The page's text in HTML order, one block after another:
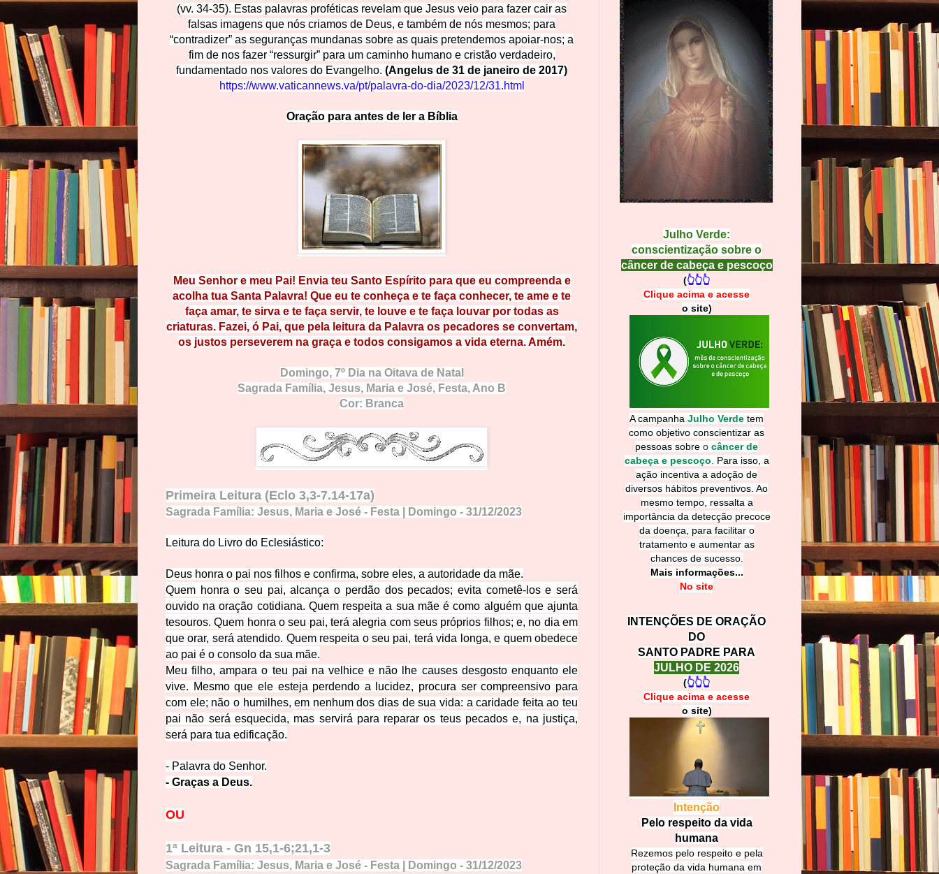
(vv. 34-35). Estas palavras proféticas revelam que Jesus veio para fazer cair as
falsas imagens que nós criamos de Deus, e também de nós mesmos; para
“contradizer” as seguranças mundanas sobre as quais pretendemos apoiar-nos; a
fim de nos fazer “ressurgir” para um caminho humano e cristão verdadeiro,
fundamentado nos valores do Evangelho. (Angelus de 31 de janeiro de 2017)
https://www.vaticannews.va/pt/palavra-do-dia/2023/12/31.html
Oração para antes de er aBíblia
Meu Senhor e meu Pai! Envia teu Santo Espírito para que eu compreenda e
acolha tua Santa Palavra! Que eu te conheça e te faça conhecer, te ame e te
faça amar, te sirva e te faça servir, te ouve e te faça louvar por todas as
criaturas. Fazei, ó Pai, que pe a l eitura da Palavra os pecadores se convertam,
os justos perseverem na graça e todos consigamos a vida eterna. Amém.
Domingo, 7º Dia na Oitava de Natal
Sagrada Família, Jesus, Maria e José, Festa, Ano B
Cor: Branca
Primeira Leitura (Eclo 3,3-7.14-17a)
Sagrada Família: Jesus, Maria e José - Festa | Domingo - 31/12/2023
Leitura do Livro do Eclesiástico:
Deus honra o pai nos filhos e confirma, sobre eles, a autoridade da mãe.
Quem honra o seu pai, alcança o perdão dos pecados; evita cometê-los e será
ouvido na oração cotidiana. Quem respeita a sua mãe é como alguém que ajunta
tesouros.Quem honra o seu pai, terá alegria com seus próprios filhos; e, no dia em
que orar, será atendido. Quem respeita o seu pai, terá vida longa, e quem obedece
ao pai é o consolo da sua mãe.
Meu filho, ampara o teu pai na velhice e não lhe causes desgosto enquanto ele
vive. Mesmo que ele esteja perdendo a lucidez, procura ser compreensivo para
com ele; não o humilhes, em nenhum dos dias de sua vida: a caridade feita ao teu
pai não será esquecida, mas servirá para reparar os teus pecadose, na justiça,
será para tua edificação.
- Palavra do Senhor.
- Graças a Deus.
OU
1ª Leitura - Gn 15,1-6;21,1-3
Sagrada Família: Jesus, Maria e José - Festa | Domingo - 31/12/2023
Julho Verde:
conscientização sobre o
câncer de cabeça e pescoço
(👆👆👆
Clique acima e acesse
o site)
A campanha Julho Verde tem
como objetivo conscientizar as
pessoas sobre o câncer de
cabeça e pescoço
Para isso, a
ação incentiva a adoção de
diversos hábitos preventivos. Ao
mesmo tempo, ressalta a
importância da detecção precoce
da doença, para facilitar o
tratamento e aumentar as
chances de sucesso.
Mais informações...
No site
INTENÇÕES DE ORAÇÃO
DO
SANTO PADRE PARA
JULHO DE 2026
(👆👆👆
Clique acima e acesse
o site)
Intenção
Pelo respeito da vida
humana
Rezemos pelo respeito e pela
proteção da vida humana em